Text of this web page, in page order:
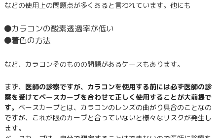
などの使用上の問題点が多くあると言われています。他にも
カラコンの酸素透過率が低い
着色の方法
など、カラコンそのものの問題があるケースもあります。
まず、 医師の診察ですが、カラコンを使用する前には必ず医師の診
察を受けてベースカーブを合わせて正しく使用することが大前提で
す。 ベースカーブとは、カラコンのレンズの曲がり具合のことなの
ですが、これが眼のカーブと合っていないと様々なリスクが発生し
ます。